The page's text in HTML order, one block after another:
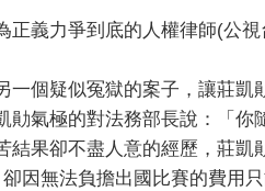
正義力爭到底的人權律師(公視
一個疑似冤獄的案子，讓莊
勛氣極的對法務部長說：「你
結果卻不盡人意的經歷，莊凱
因無法負擔出國比賽的費用